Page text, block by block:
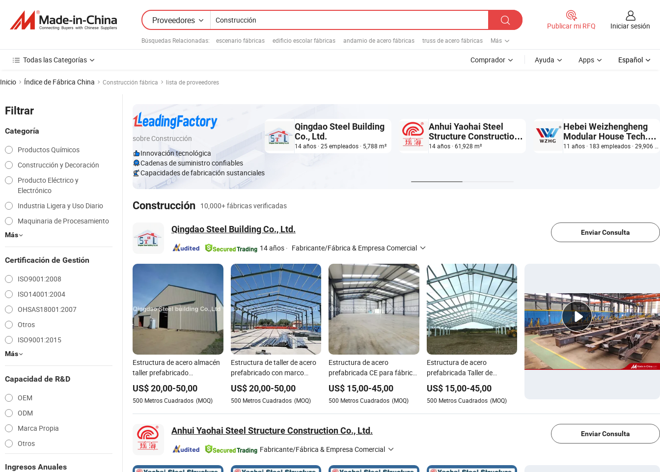
Proveedores
Búsquedas Relacionadas: escenario fábricas edificio escolar fábricas andamio de acero fábricas truss de acero fábricas Más
Publicar mi RFQ Iniciar sesión
Todas las Categorías Comprador Ayuda Apps Español
Inicio Índice de Fábrica China Construcción fábrica lista de proveedores
Filtrar
Categoría
Productos Químicos
Construcción y Decoración
Producto Eléctrico y
Electrónico
Industria Ligera y Uso Diario
Maquinaria de Procesamiento
Más
Certificación de Gestión
ISO9001:2008
ISO14001:2004
OHSAS18001:2007
Otros
ISO9001:2015
Más
Capacidad de R&D
OEM
ODM
Marca Propia
Otros
Ingresos Anuales
sobre Construcción
Innovación tecnológica
Cadenas de suministro confiables
Capacidades de fabricación sustanciales
Qingdao Steel Building
Co., Ltd.
14 años · 25 empleados · 5,788 m²
Anhui Yaohai Steel
Structure Construction
Co., Ltd.
14 años · 61,928 m²
Hebei Weizhengheng
Modular House Tech.
Co., Ltd.
Construcción 10,000+ fábricas verificadas
Qingdao Steel Building Co., Ltd.
14 años · Fabricante/Fábrica & Empresa Comercial
Enviar Consulta
Estructura de acero almacén
taller prefabricado
construcción edificio
prefabricado estructura de
acero granja
almacenamiento almacén
edificio metálico
US$20,00-50,00
500 Metros Cuadrados (MOQ)
Estructura de taller de acero
prefabricado con marco
portal personalizado
US$20,00-50,00
500 Metros Cuadrados (MOQ)
Estructura de acero
prefabricada CE para fábrica
industrial, taller metálico,
edificio de almacenamiento y
almacén
US$ 15,00-45,00
500 Metros Cuadrados (MOQ)
Estructura de acero
prefabricada Taller de
almacén de enmarcado
estructura de acero
Construcción
US$ 15,00-45,00
500 Metros Cuadrados (MOQ)
Anhui Yaohai Steel Structure Construction Co., Ltd.
Fabricante/Fábrica & Empresa Comercial
Enviar Consulta